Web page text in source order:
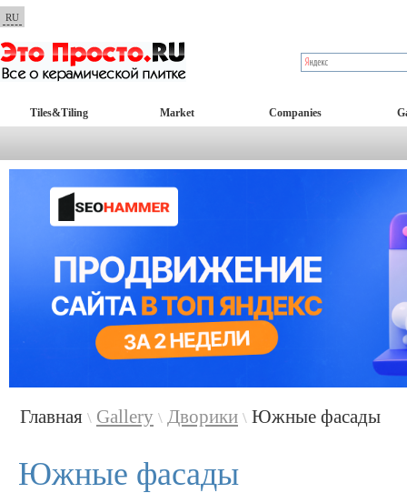
RU
Tiles&Tiling Market Companies
Главная \ Gallery \ Дворики \ Южные фасады
Южные фасады